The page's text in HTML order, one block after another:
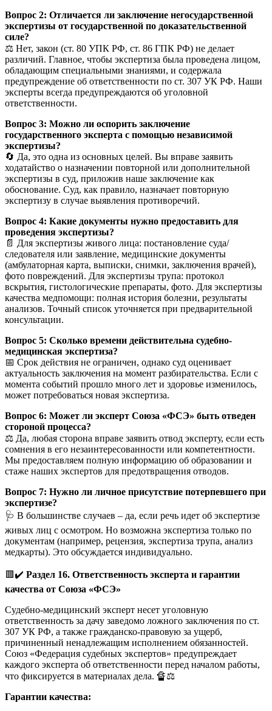
Вопрос 2: Отличается ли заключение негосударственной
экспертизы от государственной по доказательственной
силе?
⚖️ Нет, закон (ст. 80 УПК РФ, ст. 86 ГПК РФ) не делает
различий. Главное, чтобы экспертиза была проведена лицом,
обладающим специальными знаниями, и содержала
предупреждение об ответственности по ст. 307 УК РФ. Наши
эксперты всегда предупреждаются об уголовной
ответственности.
Вопрос 3: Можно ли оспорить заключение
государственного эксперта с помощью независимой
экспертизы?
🔄 Да, это одна из основных целей. Вы вправе заявить
ходатайство о назначении повторной или дополнительной
экспертизы в суд, приложив наше заключение как
обоснование. Суд, как правило, назначает повторную
экспертизу в случае выявления противоречий.
Вопрос 4: Какие документы нужно предоставить для
проведения экспертизы?
📄 Для экспертизы живого лица: постановление суда/
следователя или заявление, медицинские документы
(амбулаторная карта, выписки, снимки, заключения врачей),
фото повреждений. Для экспертизы трупа: протокол
вскрытия, гистологические препараты, фото. Для экспертизы
качества медпомощи: полная история болезни, результаты
анализов. Точный список уточняется при предварительной
консультации.
Вопрос 5: Сколько времени действительна судебно-
медицинская экспертиза?
📅 Срок действия не ограничен, однако суд оценивает
актуальность заключения на момент разбирательства. Если с
момента событий прошло много лет и здоровье изменилось,
может потребоваться новая экспертиза.
Вопрос 6: Может ли эксперт Союза «ФСЭ» быть отведен
стороной процесса?
⚖️ Да, любая сторона вправе заявить отвод эксперту, если есть
сомнения в его незаинтересованности или компетентности.
Мы предоставляем полную информацию об образовании и
стаже наших экспертов для предотвращения отводов.
Вопрос 7: Нужно ли личное присутствие потерпевшего при
экспертизе?
🩺 В большинстве случаев – да, если речь идет об экспертизе
живых лиц с осмотром. Но возможна экспертиза только по
документам (например, рецензия, экспертиза трупа, анализ
медкарты). Это обсуждается индивидуально.
🟥✔️ Раздел 16. Ответственность эксперта и гарантии
качества от Союза «ФСЭ»
Судебно-медицинский эксперт несет уголовную
ответственность за дачу заведомо ложного заключения по ст.
307 УК РФ, а также гражданско-правовую за ущерб,
причиненный ненадлежащим исполнением обязанностей.
Союз «Федерация судебных экспертов» предупреждает
каждого эксперта об ответственности перед началом работы,
что фиксируется в материалах дела. 🔏⚖️
Гарантии качества: